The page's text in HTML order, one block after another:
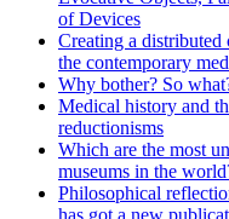
of Devices
Creating a
the contemporary
Why bother? So
Medical history and
reductionisms
Which are the most
museums in the
Philosophical
has got a new